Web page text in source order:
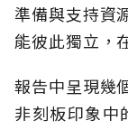
準備與支持資
能彼此獨立，
報告中呈現幾
非刻板印象中